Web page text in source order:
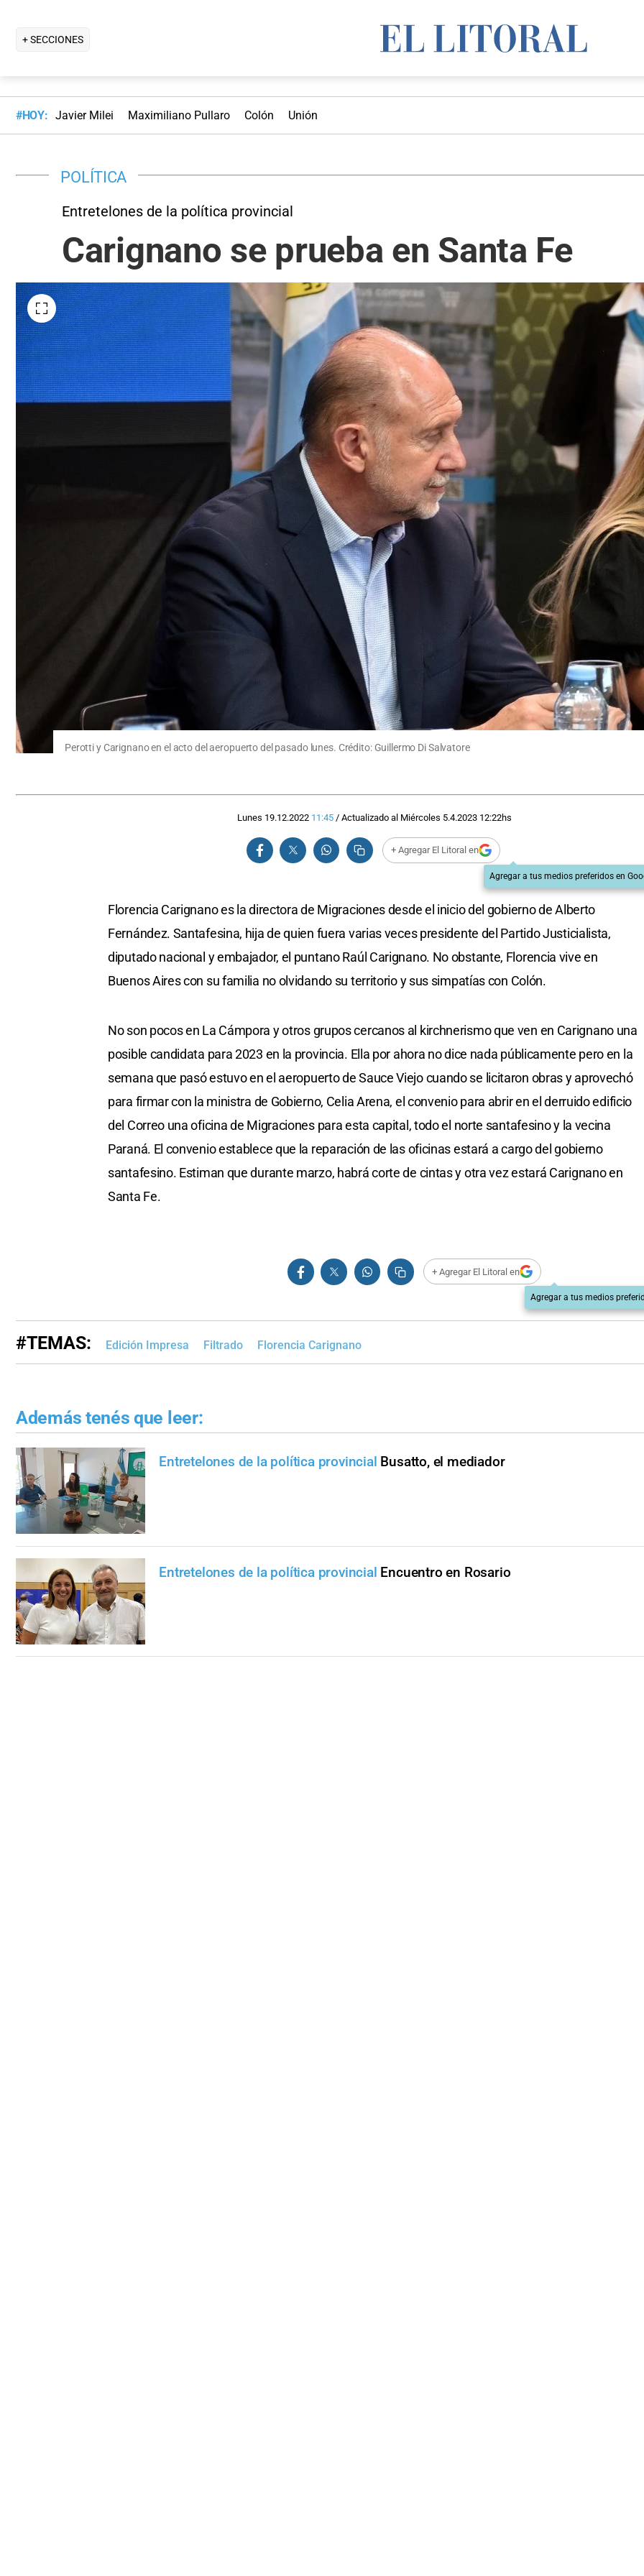
+ SECCIONES
#HOY: Javier Milei Maximiliano Pullaro Colón Unión
POLÍTICA
Entretelones de la política provincial
Carignano se prueba en Santa Fe
Perotti y Carignano en el acto del aeropuerto del pasado lunes. Crédito: Guillermo Di Salvatore
Lunes 19.12.2022 11:45 / Actualizado al Miércoles 5.4.2023 12:22hs
+ Agregar El Litoral en
Agregar a tus medios preferidos en
Florencia Carignano es la directora de Migraciones desde el inicio del gobierno de Alberto
Fernández. Santafesina, hija de quien fuera varias veces presidente del Partido Justicialista,
diputado nacional y embajador, el puntano Raúl Carignano. No obstante, Florencia vive en
Buenos Aires con su familia no olvidando su territorio y sus simpatías con Colón.
No son pocos en La Cámpora y otros grupos cercanos al kirchnerismo que ven en Carignano una
posible candidata para 2023 en la provincia. Ella por ahora no dice nada públicamente pero en la
semana que pasó estuvo en el aeropuerto de Sauce Viejo cuando se licitaron obras y aprovechó
para firmar con la ministra de Gobierno, Celia Arena, el convenio para abrir en el derruido edificio
del Correo una oficina de Migraciones para esta capital, todo el norte santafesino y la vecina
Paraná. El convenio establece que la reparación de las oficinas estará a cargo del gobierno
santafesino. Estiman que durante marzo, habrá corte de cintas y otra vez estará Carignano en
Santa Fe.
+ Agregar El Litoral en
Agregar a tus medios
#TEMAS: Edición Impresa Filtrado Florencia Carignano
Además tenés que leer:
Entretelones de la política provincial Busatto, el mediador
Entretelones de la política provincial Encuentro en Rosario